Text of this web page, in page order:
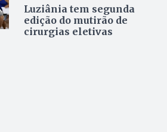
Luziânia tem segunda
edição do mutirão de
cirurgias eletivas